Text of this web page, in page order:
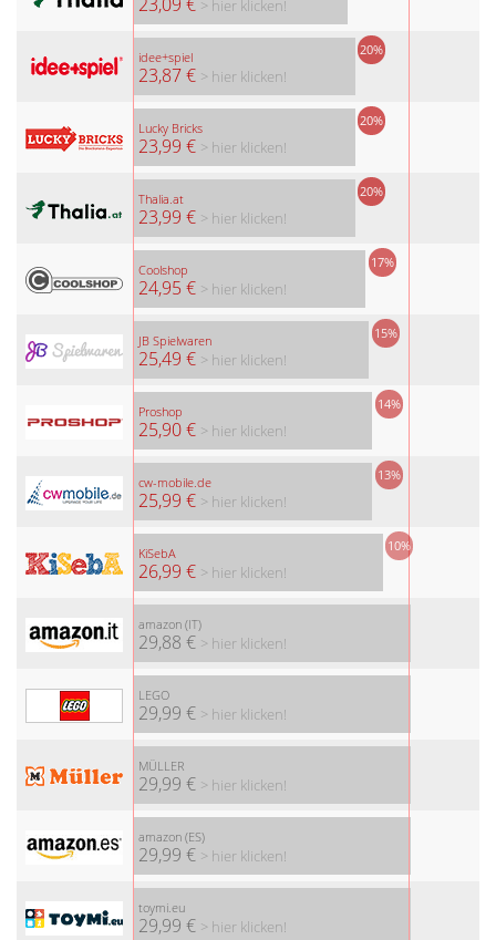
> hier klicken!
idee+spiel
23,87 €
20%
> hier klicken!
Lucky Bricks
23,99 €
20%
> hier klicken!
Thalia.at
23,99 €
20%
> hier klicken!
Coolshop
24,95 €
17%
> hier klicken!
JB Spielwaren
25,49 €
15%
> hier klicken!
Proshop
25,90 €
14%
> hier klicken!
cw-mobile.de
25,99 €
13%
> hier klicken!
KiSebA
26,99 €
10%
> hier klicken!
amazon (IT)
29,88 € > hier klicken!
LEGO
29,99 € > hier klicken!
MÜLLER
29,99 € > hier klicken!
amazon (ES)
29,99 € > hier klicken!
toymi.eu
29,99 € > hier klicken!